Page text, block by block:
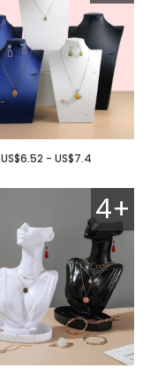
US$6.52 - US$7.4
4+